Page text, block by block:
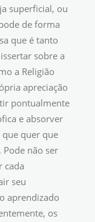
superficial, ou
de forma
que é tanto
sobre a
a Religião
apreciação
pontualmente
e absorver
quer que
Pode não ser
cada
seu
aprendizado
os